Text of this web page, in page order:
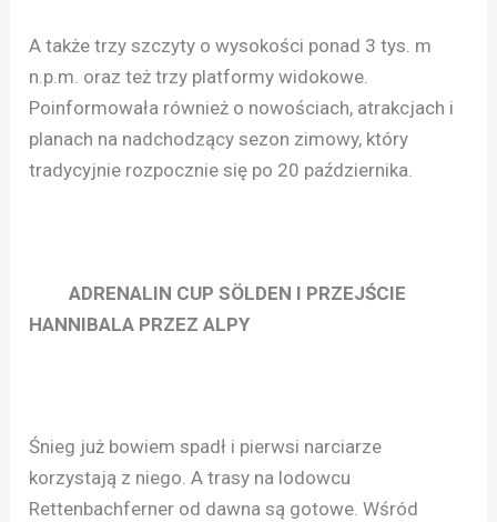
A także trzy szczyty o wysokości ponad 3 tys. m
n.p.m. oraz też trzy platformy widokowe.
Poinformowała również o nowościach, atrakcjach i
planach na nadchodzący sezon zimowy, który
tradycyjnie rozpocznie się po 20 października.
ADRENALIN CUP SÖLDEN I PRZEJŚCIE
HANNIBALA PRZEZ ALPY
Śnieg już bowiem spadł i pierwsi narciarze
korzystają z niego. A trasy na lodowcu
Rettenbachferner od dawna są gotowe. Wśród